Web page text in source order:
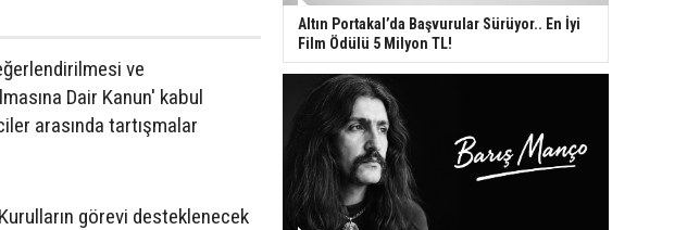
ve
Dair Kanun' kabul
arasında tartışmalar
görevi desteklenecek
Altın Portakal’da Başvurular Sürüyor.. En İyi
Film Ödülü 5 Milyon TL!